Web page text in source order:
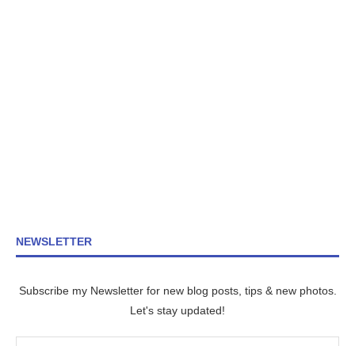
NEWSLETTER
Subscribe my Newsletter for new blog posts, tips & new photos.
Let's stay updated!